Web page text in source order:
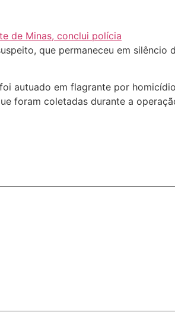
de Minas, conclui polícia
que permaneceu em silêncio
autuado em flagrante por
foram coletadas durante a